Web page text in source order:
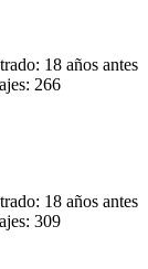
18 años antes
266
18 años antes
309